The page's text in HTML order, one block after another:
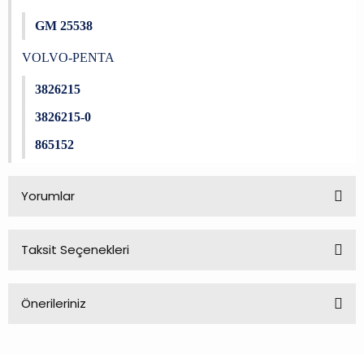
GM 25538
VOLVO-PENTA
3826215
3826215-0
865152
Yorumlar
Taksit Seçenekleri
Önerileriniz